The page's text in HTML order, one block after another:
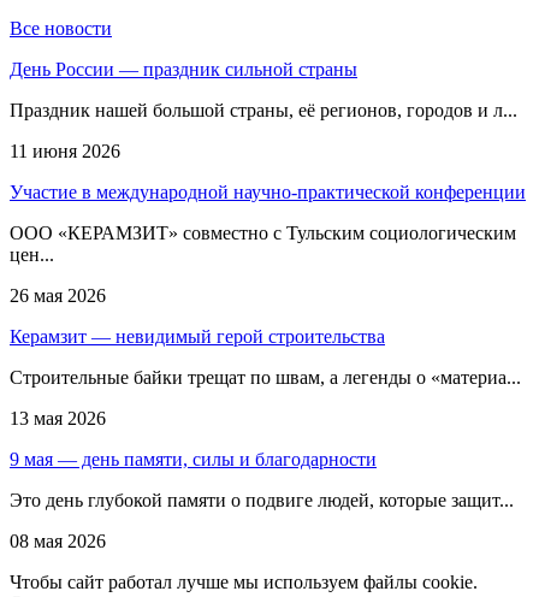
Все новости
День России — праздник сильной страны
Праздник нашей большой страны, её регионов, городов и л...
11 июня 2026
Участие в международной научно-практической конференции
ООО «КЕРАМЗИТ» совместно с Тульским социологическим
цен...
26 мая 2026
Керамзит — невидимый герой строительства
Строительные байки трещат по швам, а легенды о «материа...
13 мая 2026
9 мая — день памяти, силы и благодарности
Это день глубокой памяти о подвиге людей, которые защит...
08 мая 2026
Чтобы сайт работал лучше мы используем файлы cookie.